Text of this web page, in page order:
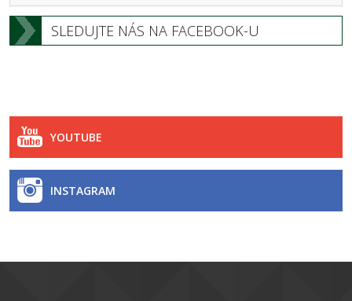
SLEDUJTE NÁS NA FACEBOOK-U
YOUTUBE
INSTAGRAM